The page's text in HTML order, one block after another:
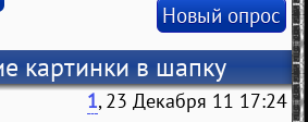
Новый опрос
картинки в шапку
1, 23 Декабря 11 17:24